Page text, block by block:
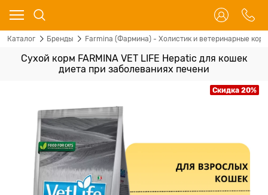
Каталог Бренды Farmina (Фармина) - Холистик и ветеринарные
Сухой корм FARMINA VET LIFE Hepatic для кошек
диета при заболеваниях печени
Скидка 20%